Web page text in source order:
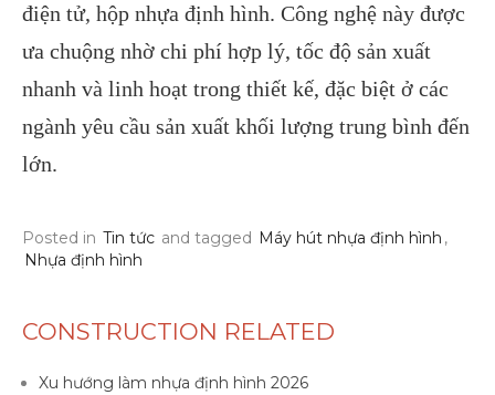
điện tử, hộp nhựa định hình. Công nghệ này được
ưa chuộng nhờ chi phí hợp lý, tốc độ sản xuất
nhanh và linh hoạt trong thiết kế, đặc biệt ở các
ngành yêu cầu sản xuất khối lượng trung bình đến
lớn.
Posted in Tin tức and tagged Máy hút nhựa định hình ,
Nhựa định hình
CONSTRUCTION RELATED
Xu hướng làm nhựa định hình 2026